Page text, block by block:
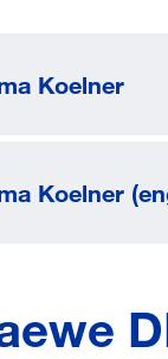
Koelner
Koelner